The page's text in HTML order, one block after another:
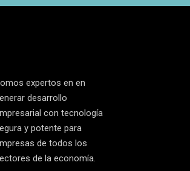
expertos en en
desarrollo
con tecnología
y potente para
de todos los
de la economía.